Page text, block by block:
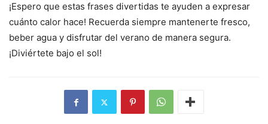
¡Espero que estas frases divertidas te ayuden a expresar
cuánto calor hace! Recuerda siempre mantenerte fresco,
beber agua y disfrutar del verano de manera segura.
¡Diviértete bajo el sol!